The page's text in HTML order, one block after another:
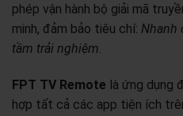
phép vận hành bộ giải mã
minh, đảm bảo tiêu chí: Nhanh
tầm trải nghiệm.
FPT TV Remote là ứng dụng
hợp tất cả các app tiện ích